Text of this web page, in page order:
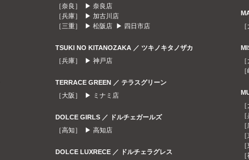
［奈良］ ▶ 奈良店
［兵庫］ ▶ 加古川店
［三重］ ▶ 松阪店 ▶ 四日市店
TSUKI NO KITANOZAKA ／ ツキノキタノザカ
［兵庫］ ▶ 神戸店
TERRACE GREEN ／ テラスグリーン
［大阪］ ▶
ミナミ店
DOLCE GIRLS ／ ドルチェガールズ
［高知］ ▶ 高知店
DOLCE LUXRECE ／ ドルチェラグレス